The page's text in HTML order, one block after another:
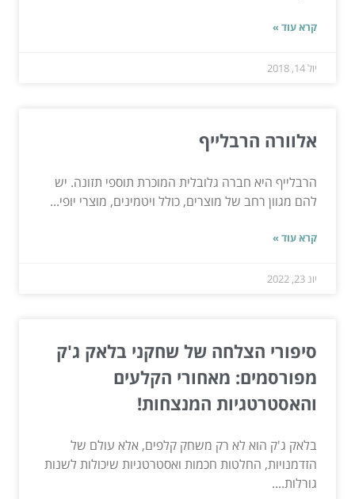
קרא עוד »
יול 14, 2018
אלוורה הרבלייף
הרבלייף היא חברה גלובלית המוכרת תוספי תזונה. יש
להם מגוון רחב של מוצרים, כולל ויטמינים, מוצרי יופי...
קרא עוד »
יונ 23, 2022
סיפורי הצלחה של שחקני בלאק ג'ק
מפורסמים: מאחורי הקלעים
והאסטרטגיות המנצחות!
בלאק ג'ק הוא לא רק משחק קלפים, אלא עולם של
הזדמנויות, החלטות חכמות ואסטרטגיות שיכולות לשנות
גורלות....